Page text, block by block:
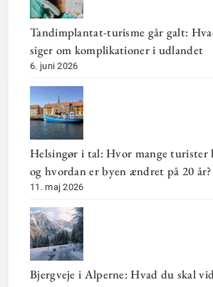
Tandimplantat-turisme går galt:
siger om komplikationer i udlandet
6. juni 2026
Helsingør i tal: Hvor mange turister
og hvordan er byen ændret på 20 år?
11. maj 2026
Bjergveje i Alperne: Hvad du skal